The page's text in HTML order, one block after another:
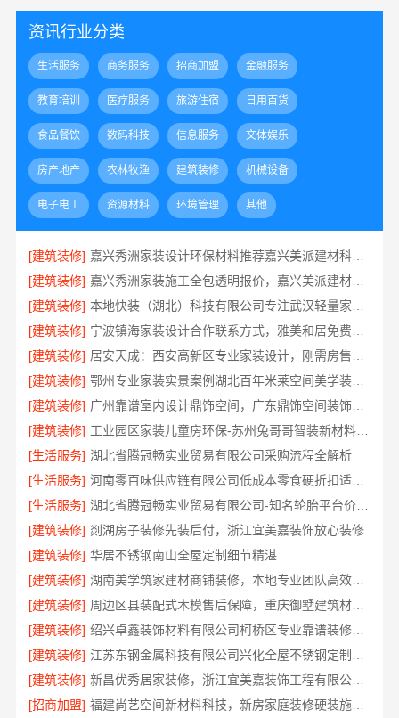
资讯行业分类
生活服务 商务服务 招商加盟 金融服务
教育培训 医疗服务 旅游住宿 日用百货
食品餐饮 数码科技 信息服务 文体娱乐
房产地产 农林牧渔 建筑装修 机械设备
电子电工 资源材料 环境管理 其他
[建筑装修]
嘉兴秀洲家装设计环保材料推荐嘉兴美派建材科技有限公司
[建筑装修]
嘉兴秀洲家装施工全包透明报价，嘉兴美派建材科技有限公司
[建筑装修]
[建筑装修]
[建筑装修]
[建筑装修]
鄂州专业家装实景案例湖北百年米莱空间美学装饰材料有限公司
[建筑装修]
广州靠谱室内设计鼎饰空间，广东鼎饰空间装饰工程有限公司匠心施工
[建筑装修]
工业园区家装儿童房环保-苏州兔哥哥智装新材料有限公司精选
[生活服务] 湖北省腾冠畅实业贸易有限公司采购流程全解析
[生活服务]
河南零百味供应链有限公司低成本零食硬折扣适配全场景
[生活服务]
湖北省腾冠畅实业贸易有限公司-知名轮胎平台价格参考
[建筑装修] 剡湖房子装修先装后付，浙江宜美嘉装饰放心装修
[建筑装修] 华居不锈钢南山全屋定制细节精湛
[建筑装修]
湖南美学筑家建材商铺装修，本地专业团队高效交付
[建筑装修]
周边区县装配式木模售后保障，重庆御墅建筑材料有限公司
[建筑装修]
绍兴卓鑫装饰材料有限公司柯桥区专业靠谱装修自有施工队
[建筑装修]
[建筑装修]
新昌优秀居家装修，浙江宜美嘉装饰工程有限公司匠心打造温馨家
[招商加盟]
福建尚艺空间新材料科技，新房家庭装修硬装施工报价明细